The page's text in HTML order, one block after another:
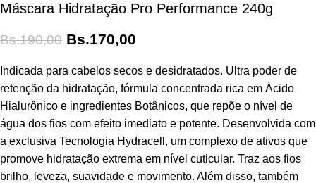
Máscara Hidratação Pro Performance 240g
Bs.190,00 Bs.170,00
Indicada para cabelos secos e desidratados. Ultra poder de
retenção da hidratação, fórmula concentrada rica em Ácido
Hialurônico e ingredientes Botânicos, que repõe o nível de
água dos fios com efeito imediato e potente. Desenvolvida com
a exclusiva Tecnologia Hydracell, um complexo de ativos que
promove hidratação extrema em nível cuticular. Traz aos fios
brilho, leveza, suavidade e movimento. Além disso, também